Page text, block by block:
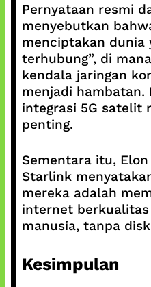
Pernyataan resmi
menyebutkan
menciptakan dunia
terhubung”, di
kendala jaringan
menjadi hambatan.
integrasi 5G satelit
penting.
Sementara itu,
Starlink
mereka adalah
internet
manusia, tanpa
Kesimpulan